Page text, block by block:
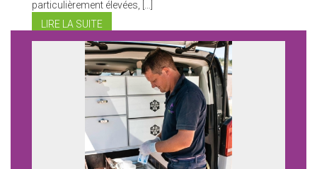
particulièrement élevées, […]
LIRE LA SUITE